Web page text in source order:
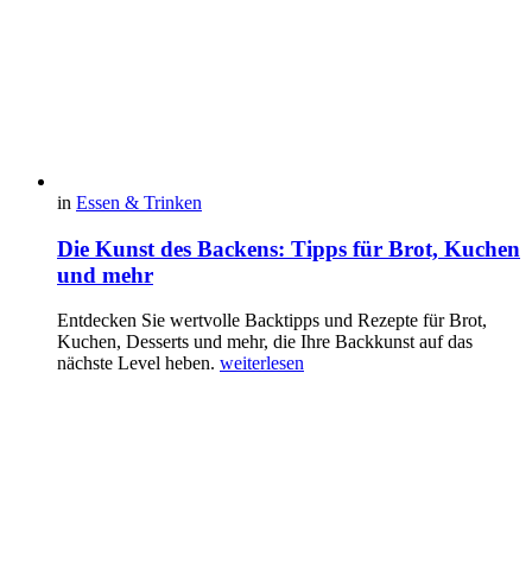
in Essen & Trinken
Die Kunst des Backens: Tipps für Brot, Kuchen
und mehr
Entdecken Sie wertvolle Backtipps und Rezepte für Brot,
Kuchen, Desserts und mehr, die Ihre Backkunst auf das
nächste Level heben. weiterlesen